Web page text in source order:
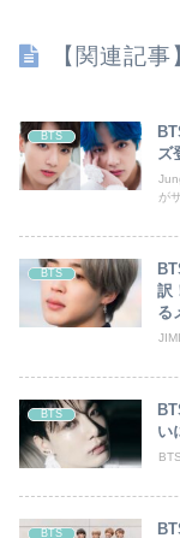
【関連記事
BTS
ズ
がサ
BTS
訳
る
BTS
い
BTS